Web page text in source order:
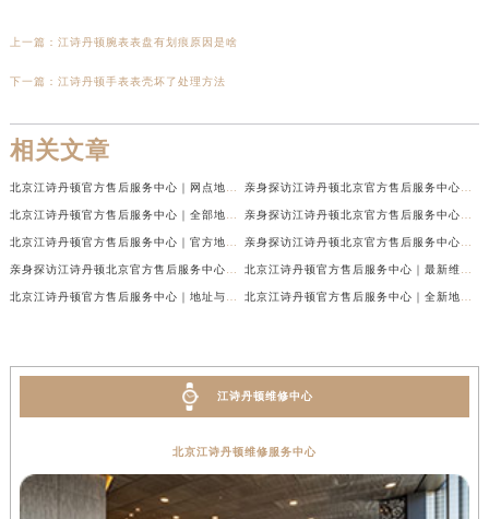
上一篇： 江诗丹顿腕表表盘有划痕原因是啥
下一篇： 江诗丹顿手表表壳坏了处理方法
相关文章
江诗丹顿维修中心
北京江诗丹顿维修服务中心